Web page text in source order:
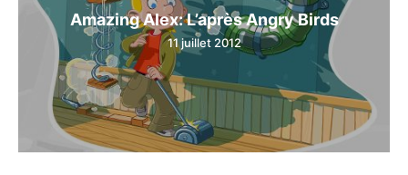
Amazing Alex: L’après Angry Birds
11 juillet 2012